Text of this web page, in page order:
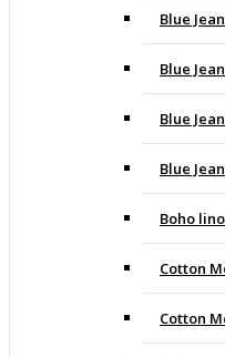
Blue
Blue
Blue
Blue
Boho
Cotton
Cotton